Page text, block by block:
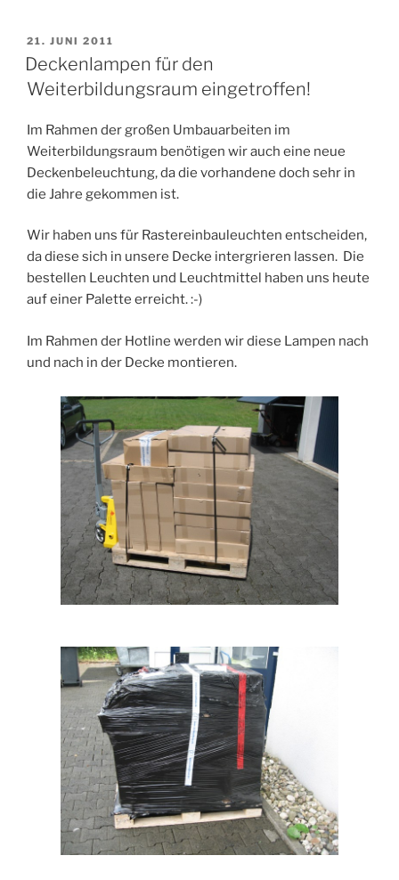
VERÖFFENTLICHT
AM
21. JUNI 2011
Deckenlampen für den
Weiterbildungsraum eingetroffen!
Im Rahmen der großen Umbauarbeiten im
Weiterbildungsraum benötigen wir auch eine neue
Deckenbeleuchtung, da die vorhandene doch sehr in
die Jahre gekommen ist.
Wir haben uns für Rastereinbauleuchten entscheiden,
da diese sich in unsere Decke intergrieren lassen. Die
bestellen Leuchten und Leuchtmittel haben uns heute
auf einer Palette erreicht. :-)
Im Rahmen der Hotline werden wir diese Lampen nach
und nach in der Decke montieren.